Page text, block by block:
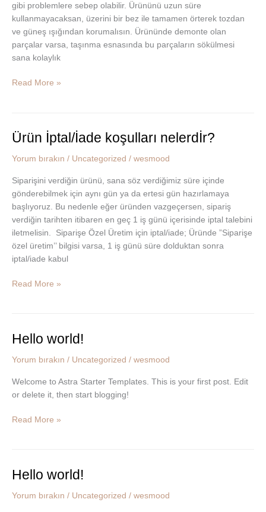
gibi problemlere sebep olabilir. Ürününü uzun süre
kullanmayacaksan, üzerini bir bez ile tamamen örterek tozdan
ve güneş ışığından korumalısın. Ürününde demonte olan
parçalar varsa, taşınma esnasında bu parçaların sökülmesi
sana kolaylık
Read More »
Ürün İptal/İade koşulları nelerdİr?
Yorum bırakın / Uncategorized / wesmood
Siparişini verdiğin ürünü, sana söz verdiğimiz süre içinde
gönderebilmek için aynı gün ya da ertesi gün hazırlamaya
başlıyoruz. Bu nedenle eğer üründen vazgeçersen, sipariş
verdiğin tarihten itibaren en geç 1 iş günü içerisinde iptal talebini
iletmelisin. Siparişe Özel Üretim için iptal/iade; Üründe ”Siparişe
özel üretim’’ bilgisi varsa, 1 iş günü süre dolduktan sonra
iptal/iade kabul
Ürün
İade
nelerdİr?
Read More »
Hello world!
Yorum bırakın / Uncategorized / wesmood
Welcome to Astra Starter Templates. This is your first post. Edit
or delete it, then start blogging!
Hello
Read More »
Hello world!
Yorum bırakın / Uncategorized / wesmood
Hello